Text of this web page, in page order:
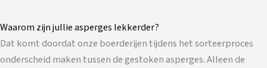
Waarom zijn jullie asperges lekkerder?
Dat komt doordat onze boerderijen tijdens het sorteerproces
onderscheid maken tussen de gestoken asperges. Alleen de